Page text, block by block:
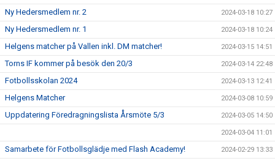
Ny Hedersmedlem nr. 2 2024-03-18 10:27
Ny Hedersmedlem nr. 1 2024-03-18 10:24
Helgens matcher på Vallen inkl. DM matcher! 2024-03-15 14:51
Torns IF kommer på besök den 20/3 2024-03-14 22:48
Fotbollsskolan 2024 2024-03-13 12:41
Helgens Matcher 2024-03-08 10:59
Uppdatering Föredragningslista Årsmöte 5/3 2024-03-05 14:50
2024-03-04 11:01
Samarbete för Fotbollsglädje med Flash Academy! 2024-02-29 13:33